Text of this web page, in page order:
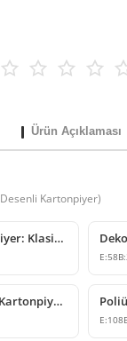
Ürün Açıklaması
Desenli Kartonpiyer)
Poliüretan Kartonpiyer: Klasik Tavan Kornişi ve Dekoratif Profil
E:58B:
Desenli Poliüretan Kartonpiyer Tavan Çıtası Modeli
E:108